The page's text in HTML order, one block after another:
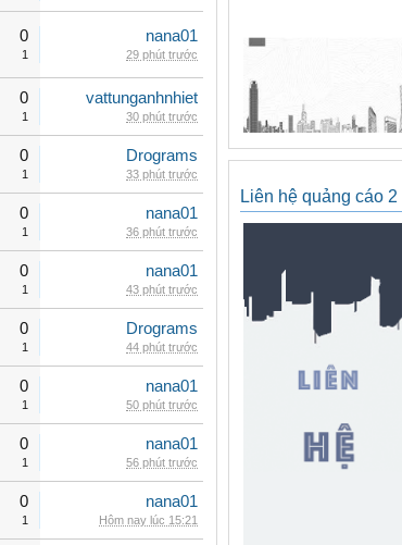
0
1
nana01
29 phút trước
0
1
vattunganhnhiet
30 phút trước
0
1
Drograms
33 phút trước
0
1
nana01
36 phút trước
0
1
nana01
43 phút trước
0
1
Drograms
44 phút trước
0
1
nana01
50 phút trước
0
1
nana01
56 phút trước
0
1
nana01
Hôm nay lúc 15:21
Liên hệ quảng cáo 2